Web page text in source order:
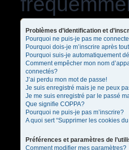
Problèmes d’identification et
Pourquoi ne puis-je pas me
Pourquoi dois-je m’inscrire après
Pourquoi suis-je automatiquement
Comment empêcher mon nom
connectés?
J’ai perdu mon mot de passe!
Je suis enregistré mais je ne peux
Je me suis enregistré par le passé
Que signifie COPPA?
Pourquoi ne puis-je pas m’inscrire?
A quoi sert “Supprimer les cookies
Préférences et paramètres de
Comment modifier mes paramètres?